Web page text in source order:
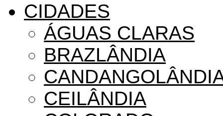
CIDADES
ÁGUAS CLARAS
BRAZLÂNDIA
CEILÂNDIA